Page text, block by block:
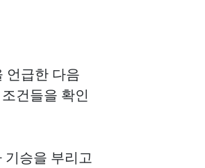
급한 다음
건들을 확인
기승을 부리고